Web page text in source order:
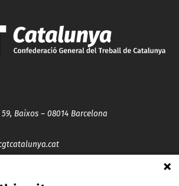
Baixos – 08014 Barcelona